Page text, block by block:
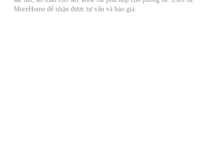
MoreHome để nhận được tư vấn và báo giá.